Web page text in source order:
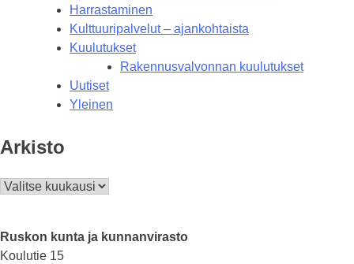
Harrastaminen
Kulttuuripalvelut – ajankohtaista
Kuulutukset
Rakennusvalvonnan kuulutukset
Uutiset
Yleinen
Arkisto
Arkisto
Ruskon kunta ja kunnanvirasto
Koulutie 15